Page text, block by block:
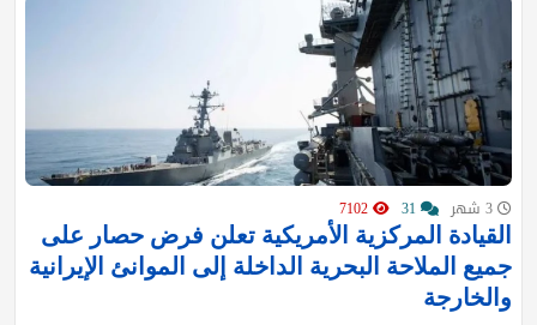
القيادة المركزية الأمريكية تعلن فرض حصار على
جميع الملاحة البحرية الداخلة إلى الموانئ الإيرانية
والخارجة